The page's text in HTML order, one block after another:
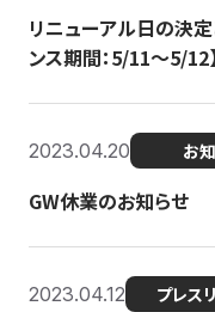
リニューアル日の決
ンス期間：5/11～5/12】
2023.04.20 お
GW休業のお知らせ
2023.04.12 プレス